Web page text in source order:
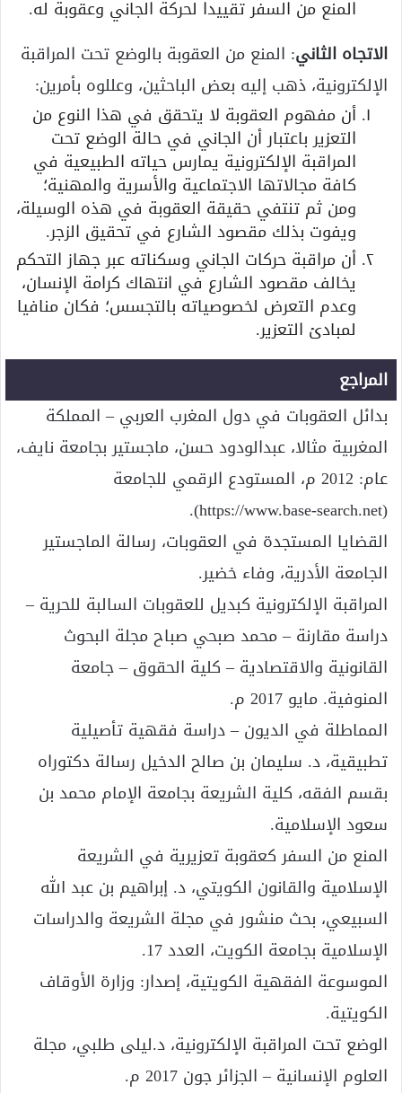
المنع من السفر تقييدا لحركة الجاني وعقوبة له.
الاتجاه الثاني: المنع من العقوبة بالوضع تحت المراقبة
الإلكترونية، ذهب إليه بعض الباحثين، وعللوه بأمرين:
أن مفهوم العقوبة لا يتحقق في هذا النوع من
التعزير باعتبار أن الجاني في حالة الوضع تحت
المراقبة الإلكترونية يمارس حياته الطبيعية في
كافة مجالاتها الاجتماعية والأسرية والمهنية؛
ومن ثم تنتفي حقيقة العقوبة في هذه الوسيلة،
ويفوت بذلك مقصود الشارع في تحقيق الزجر.
أن مراقبة حركات الجاني وسكناته عبر جهاز التحكم
يخالف مقصود الشارع في انتهاك كرامة الإنسان،
وعدم التعرض لخصوصياته بالتجسس؛ فكان منافيا
لمبادئ التعزير.
المراجع
بدائل العقوبات في دول المغرب العربي – المملكة
المغربية مثالا، عبدالودود حسن، ماجستير بجامعة نايف،
عام: 2012 م، المستودع الرقمي للجامعة
(https://www.base-search.net).
القضايا المستجدة في العقوبات، رسالة الماجستير
الجامعة الأدرية، وفاء خضير.
المراقبة الإلكترونية كبديل للعقوبات السالبة للحرية –
دراسة مقارنة – محمد صبحي صباح مجلة البحوث
القانونية والاقتصادية – كلية الحقوق – جامعة
المنوفية. مايو 2017 م.
المماطلة في الديون – دراسة فقهية تأصيلية
تطبيقية، د. سليمان بن صالح الدخيل رسالة دكتوراه
بقسم الفقه، كلية الشريعة بجامعة الإمام محمد بن
سعود الإسلامية.
المنع من السفر كعقوبة تعزيرية في الشريعة
الإسلامية والقانون الكويتي، د. إبراهيم بن عبد الله
السبيعي، بحث منشور في مجلة الشريعة والدراسات
الإسلامية بجامعة الكويت، العدد 17.
الموسوعة الفقهية الكويتية، إصدار: وزارة الأوقاف
الكويتية.
الوضع تحت المراقبة الإلكترونية، د.ليلى طلبي، مجلة
العلوم الإنسانية – الجزائر جون 2017 م.